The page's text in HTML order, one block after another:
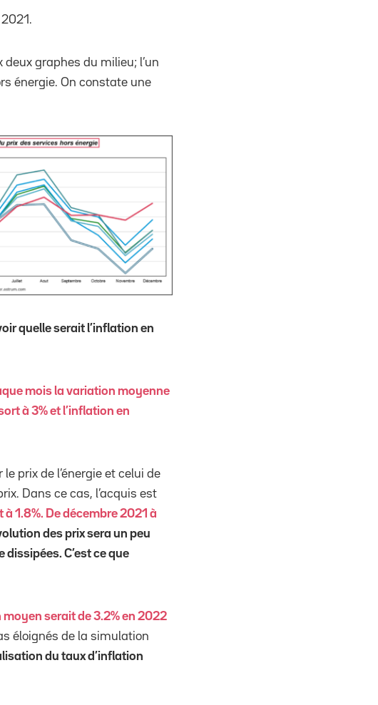
graphes du milieu; l’un
énergie. On constate une
quelle serait l’inflation en
mois la variation moyenne
à 3% et l’inflation en
prix de l’énergie et celui de
Dans ce cas, l’acquis est
1.8%. De décembre 2021 à
des prix sera un peu
C’est ce que
moyen serait de 3.2% en 2022
éloignés de la simulation
du taux d’inflation